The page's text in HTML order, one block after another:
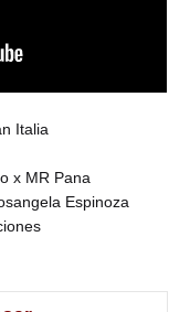
Italia
x MR Pana
Espinoza